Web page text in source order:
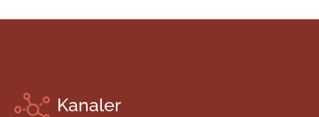
Kanaler